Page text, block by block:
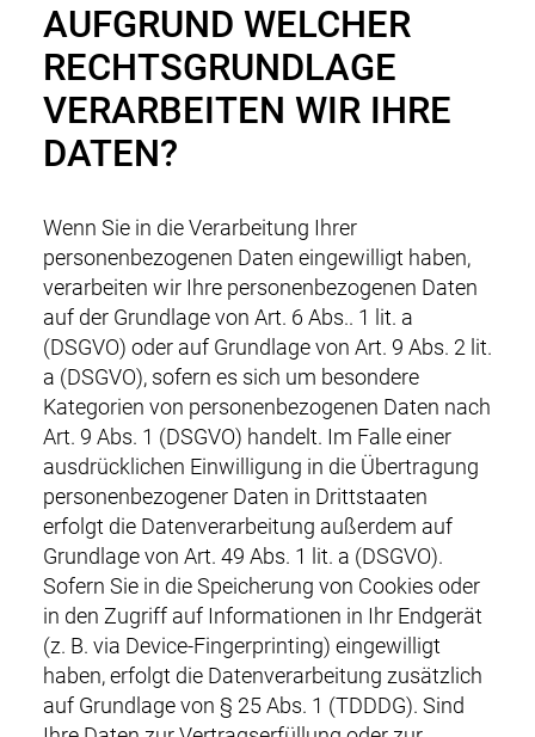
AUFGRUND WELCHER
RECHTSGRUNDLAGE
VERARBEITEN WIR IHRE
DATEN?
Wenn Sie in die Verarbeitung Ihrer
personenbezogenen Daten eingewilligt haben,
verarbeiten wir Ihre personenbezogenen Daten
auf der Grundlage von Art. 6 Abs.. 1 lit. a
(DSGVO) oder auf Grundlage von Art. 9 Abs. 2 lit.
a (DSGVO), sofern es sich um besondere
Kategorien von personenbezogenen Daten nach
Art. 9 Abs. 1 (DSGVO) handelt. Im Falle einer
ausdrücklichen Einwilligung in die Übertragung
personenbezogener Daten in Drittstaaten
erfolgt die Datenverarbeitung außerdem auf
Grundlage von Art. 49 Abs. 1 lit. a (DSGVO).
Sofern Sie in die Speicherung von Cookies oder
in den Zugriff auf Informationen in Ihr Endgerät
(z. B. via Device-Fingerprinting) eingewilligt
haben, erfolgt die Datenverarbeitung zusätzlich
auf Grundlage von § 25 Abs. 1 (TDDDG). Sind